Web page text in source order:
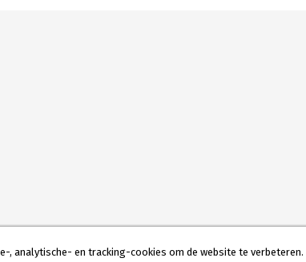
, analytische- en tracking-cookies om de website te